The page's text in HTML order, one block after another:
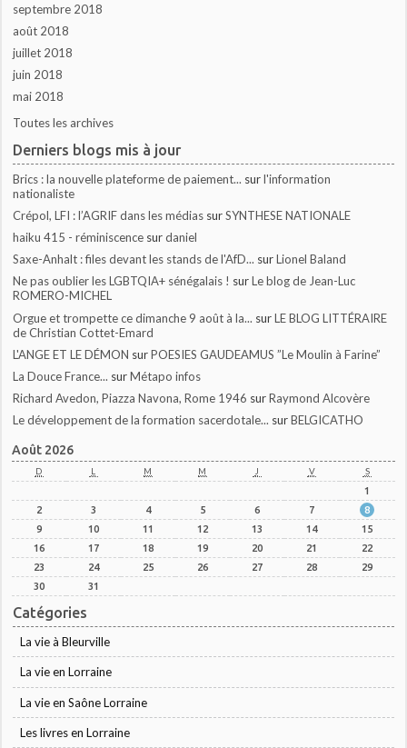
septembre 2018
août 2018
juillet 2018
juin 2018
mai 2018
Toutes les archives
Derniers blogs mis à jour
Brics : la nouvelle plateforme de paiement... surl'information
nationaliste
Crépol, LFI : l’AGRIF dans les médias surSYNTHESE NATIONALE
haiku 415 - réminiscence surdaniel
Saxe-Anhalt : files devant les stands de l'AfD... surLionel Baland
Ne pas oublier les LGBTQIA+ sénégalais ! surLe blog de Jean-Luc
ROMERO-MICHEL
Orgue et trompette ce dimanche 9 août à la... surLE BLOG LITTÉRAIRE
de Christian Cottet-Emard
L'ANGE ET LE DÉMON surPOESIES GAUDEAMUS ”Le Moulin à Farine”
La Douce France... surMétapo infos
Richard Avedon, Piazza Navona, Rome 1946 surRaymond Alcovère
Le développement de la formation sacerdotale... surBELGICATHO
Août 2026
D L M M J V S
1
2
3 4 5 6 7
8
9
10 11 12 13 14
15
16
17 18 19 20 21
22
23
24 25 26 27 28
29
30
31
Catégories
La vie à Bleurville
La vie en Lorraine
La vie en Saône Lorraine
Les livres en Lorraine